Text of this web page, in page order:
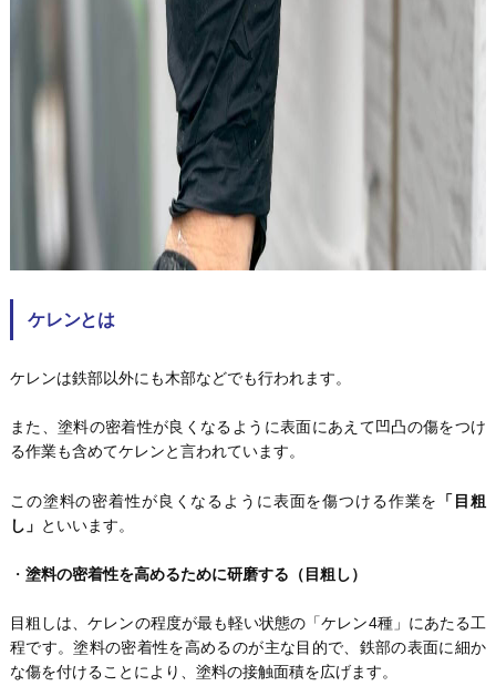
ケレンとは
ケレンは鉄部以外にも木部などでも行われます。
また、塗料の密着性が良くなるように表面にあえて凹凸の傷をつけ
る作業も含めてケレンと言われています。
この塗料の密着性が良くなるように表面を傷つける作業を
「目粗
し」 といいます。
・ 塗料の密着性を高めるために研磨する（目粗し）
目粗しは、ケレンの程度が最も軽い状態の「ケレン4種」にあたる工
程です。塗料の密着性を高めるのが主な目的で、鉄部の表面に細か
な傷を付けることにより、塗料の接触面積を広げます。